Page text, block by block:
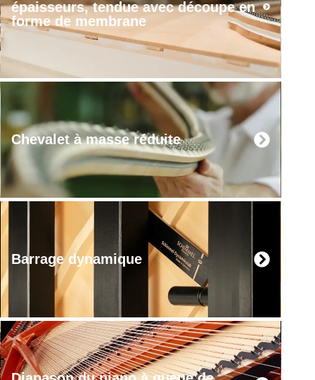
épaisseurs, tendue avec découpe en
forme de membrane
Chevalet à masse réduite
Barrage dynamique